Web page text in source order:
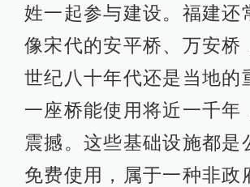
姓一起参与建设。福建还
像宋代的安平桥、万安桥
世纪八十年代还是当地的
一座桥能使用将近一千年
震撼。这些基础设施都是
免费使用，属于一种非政